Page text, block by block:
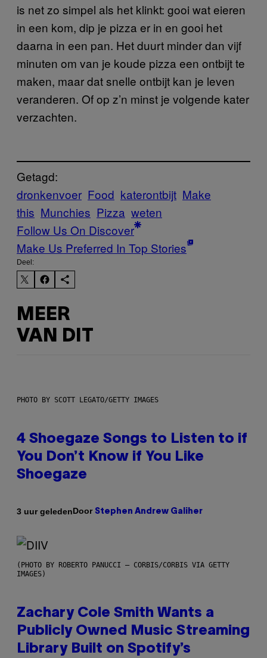
is net zo simpel als het klinkt: gooi wat eieren
in een kom, dip je pizza er in en gooi het
daarna in een pan. Het duurt minder dan vijf
minuten om van je koude pizza een ontbijt te
maken, maar dat snelle ontbijt kan je leven
veranderen. Of op z’n minst je volgende kater
verzachten.
Getagd:
dronkenvoer Food katerontbijt Make
this Munchies Pizza weten
Follow Us On Discover
Make Us Preferred In Top Stories
Deel:
MEER
VAN DIT
PHOTO BY SCOTT LEGATO/GETTY IMAGES
4 Shoegaze Songs to Listen to if
You Don’t Know if You Like
Shoegaze
3 uur geledenDoor Stephen Andrew Galiher
(PHOTO BY ROBERTO PANUCCI – CORBIS/CORBIS VIA GETTY
IMAGES)
Zachary Cole Smith Wants a
Publicly Owned Music Streaming
Library Built on Spotify’s